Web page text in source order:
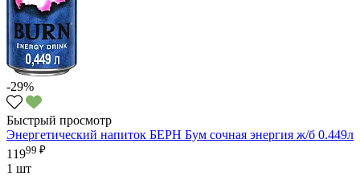
-29%
Быстрый просмотр
Энергетический напиток БЕРН Бум сочная энергия ж/б 0.449л
11999 ₽
1 шт